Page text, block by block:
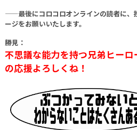
——最後にコロコロオンラインの読者に、
ージをお願いいたします。
勝見：
不思議な能力を持つ兄弟ヒー
の応援よろしくね！